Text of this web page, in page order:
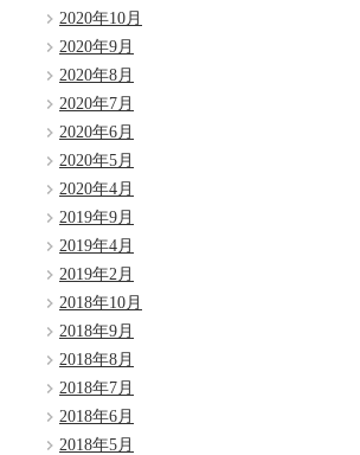
2020年10月
2020年9月
2020年8月
2020年7月
2020年6月
2020年5月
2020年4月
2019年9月
2019年4月
2019年2月
2018年10月
2018年9月
2018年8月
2018年7月
2018年6月
2018年5月